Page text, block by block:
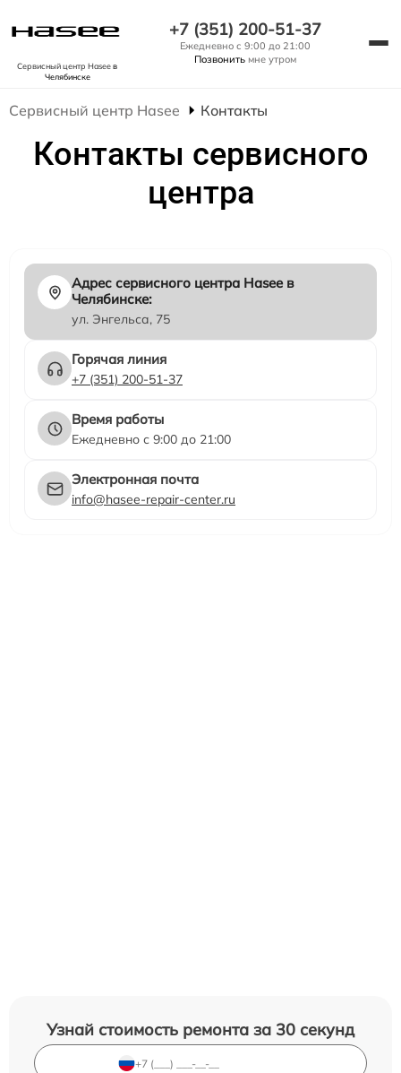
Сервисный центр Haseeв
Челябинске
+7 (351) 200-51-37
Ежедневно с 9:00 до 21:00
Позвонить мне утром
Сервисный центр Hasee Контакты
Контакты сервисного
центра
Адрес сервисного центра Hasee в
Челябинске:
ул. Энгельса, 75
Горячая линия
+7 (351) 200-51-37
Время работы
Ежедневно с 9:00 до 21:00
Электронная почта
info@hasee-repair-center.ru
Узнай стоимость ремонта за 30 секунд